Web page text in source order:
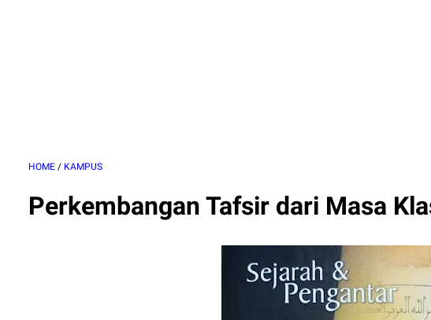
HOME / KAMPUS
Perkembangan Tafsir dari Masa